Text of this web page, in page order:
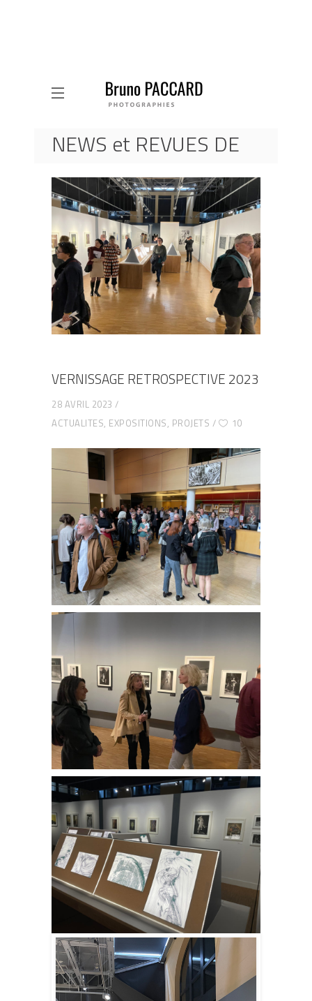
NEWS et REVUES DE
PRESSE
ACCUEIL ACTUALITES
VERNISSAGE RETROSPECTIVE 2023
VERNISSAGE RETROSPECTIVE 2023
28 AVRIL 2023
ACTUALITES, EXPOSITIONS, PROJETS 10